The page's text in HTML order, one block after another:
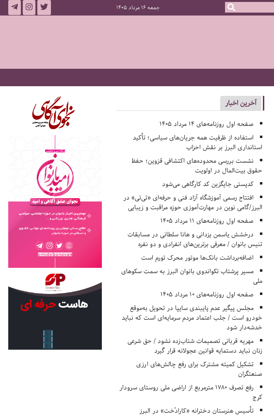
جمعه 16 مرداد 1405
آخرین اخبار
صفحه اول روزنامه‌های 14 مرداد 1405
استفاده از ظرفیت همه جریان‌های سیاسی؛ تأکید
استانداری البرز بر نقش احزاب
نشست بررسی محدوده‌های اکتشافی قزوین؛ حفظ
حقوق بیت‌المال در اولویت
کدپستی جایگزین کد کارگاهی می‌شود
افتتاح رسمی آموزشگاه آزاد فنی و حرفه‌ای «تی‌تی» در
البرز/گامی نوین در مهارت‌آموزی حوزه مراقبت و زیبایی
صفحه اول روزنامه‌های 11 مرداد 1405
درخشش یاسمن یزدانی و هانا سلطانی در مسابقات
تنیس بانوان / معرفی برترین‌های انفرادی و دو نفره
اضافه‌برداشت بانک‌ها موتور محرک تورم است
مسیر پرشتاب تکواندوی بانوان البرز به سمت سکوهای
ملی
صفحه اول روزنامه‌های 10 مرداد 1405
مجلس پیگیر عدم پایبندی سایپا در تحویل به‌موقع
خودرو است / جلب اعتماد مردم سرمایه‌ای است که نباید
خدشه‌دار شود
مهریه قربانی تصمیمات شتاب‌زده نشود / حق شرعی
زنان نباید دستمایه قوانین عجولانه قرار گیرد
تشکیل کمیته مشترک برای رفع چالش‌های ارزی
صنعتگران
رفع تصرف ۱۷۸۰ مترمربع از اراضی ملی روستای سرودار
کرج
تأسیس هنرستان دخترانه «کارادُخت» در البرز